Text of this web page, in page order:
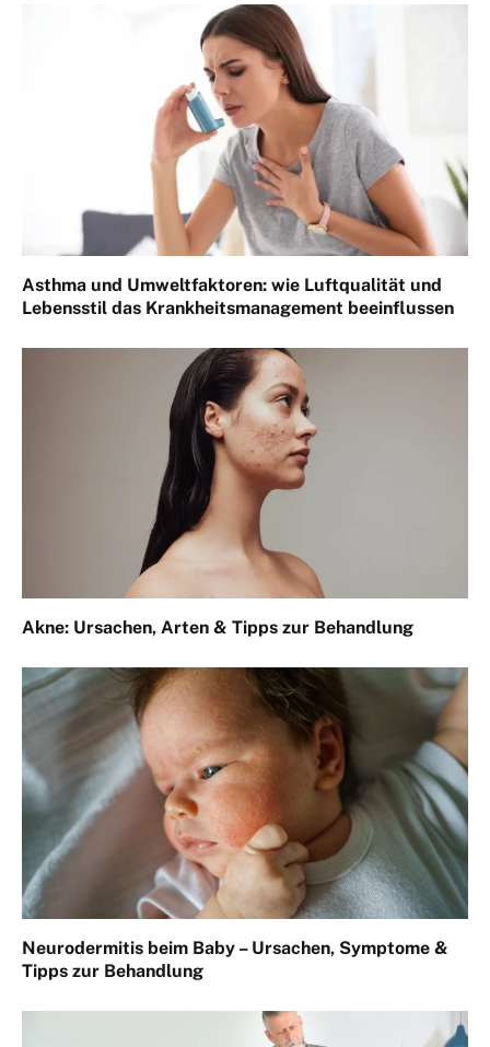
Asthma und Umweltfaktoren: wie Luftqualität und
Lebensstil das Krankheitsmanagement beeinflussen
Akne: Ursachen, Arten & Tipps zur Behandlung
Neurodermitis beim Baby – Ursachen, Symptome &
Tipps zur Behandlung